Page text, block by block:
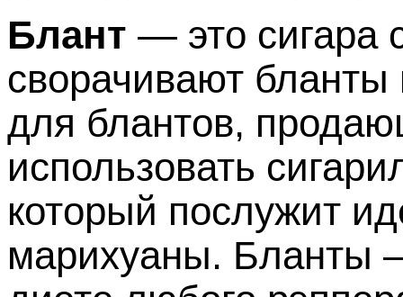
Блант — это сигара
сворачивают
для блантов,
использовать
который послужит
марихуаны. Бланты